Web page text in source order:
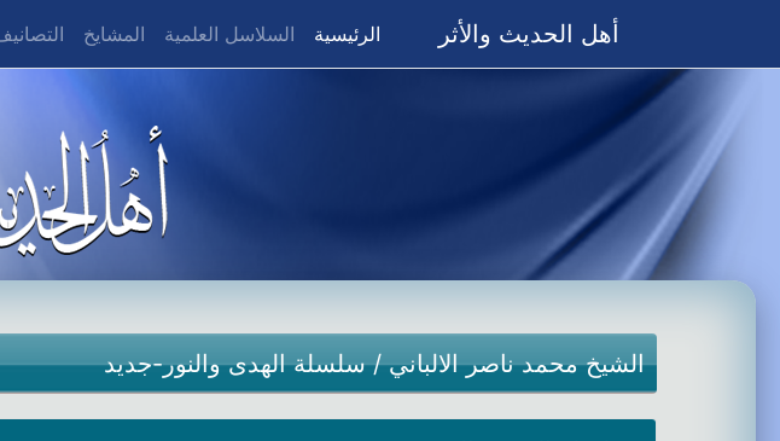
أهل الحديث والأثر الرئيسية السلاسل العلمية المشايخ
الشيخ محمد ناصر الالباني/سلسلة الهدى والنور-جديد